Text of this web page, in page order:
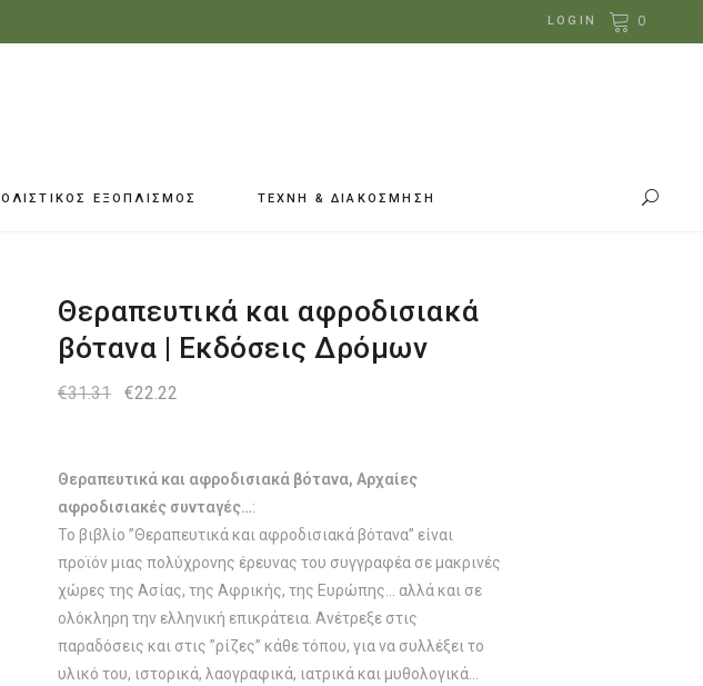
LOGIN 0
ΟΛΙΣΤΙΚΟΣ ΕΞΟΠΛΙΣΜΟΣ ΤΕΧΝΗ & ΔΙΑΚΟΣΜΗΣΗ
Θεραπευτικά και αφροδισιακά
βότανα | Eκδόσεις Δρόμων
€31.31
Original
€22.22
Θεραπευτικά και αφροδισιακά βότανα, Αρχαίες
αφροδισιακές συνταγές…:
Το βιβλίο ”Θεραπευτικά και αφροδισιακά βότανα” είναι
προϊόν μιας πολύχρονης έρευνας του συγγραφέα σε μακρινές
χώρες της Ασίας, της Αφρικής, της Ευρώπης… αλλά και σε
ολόκληρη την ελληνική επικράτεια. Ανέτρεξε στις
παραδόσεις και στις ”ρίζες” κάθε τόπου, για να συλλέξει το
υλικό του, ιστορικά, λαογραφικά, ιατρικά και μυθολογικά…